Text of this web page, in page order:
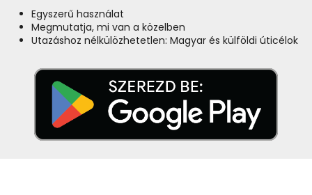
Egyszerű használat
Megmutatja, mi van a közelben
Utazáshoz nélkülözhetetlen: Magyar és külföldi úticélok